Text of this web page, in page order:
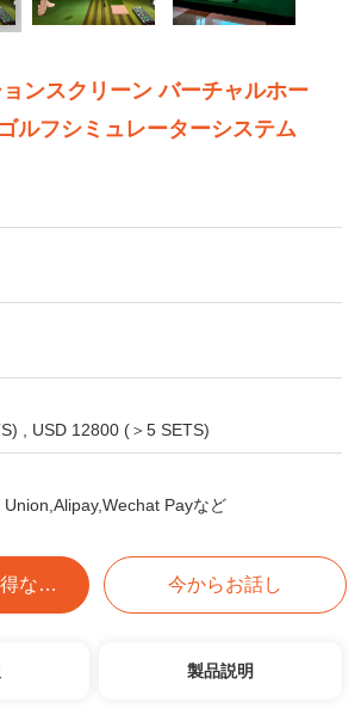
ンスクリーン バーチャルホー
ルフシミュレーターシステム
USD 15800(1-5 SETS) , USD 12800 (＞5 SETS)
Payなど
最もよい価格を得なさい 今からお話し
製品説明